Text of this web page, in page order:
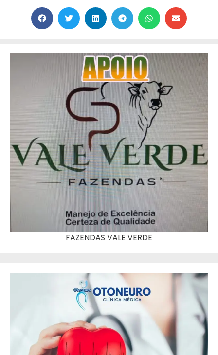
FAZENDAS VALE VERDE